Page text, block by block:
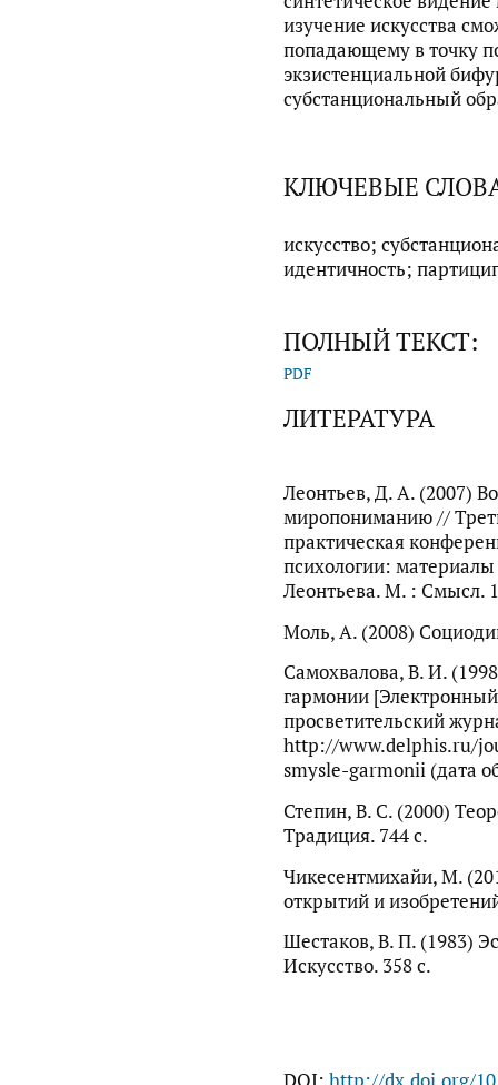
изучение искусства
попадающему в точку
экзистенциальной
субстанциональный
КЛЮЧЕВЫЕ
искусство;
идентичность;
ПОЛНЫЙ ТЕКСТ:
PDF
ЛИТЕРАТУРА
Леонтьев, Д. А. (2007)
миропониманию //
практическая
психологии:
Леонтьева. М. : Смысл.
Моль, А. (2008)
Самохвалова, В. И.
гармонии
просветительский
http://www.delphis.ru/
smysle-garmonii (дата
Степин, В. С. (2000)
Традиция. 744 с.
Чикесентмихайи, М.
открытий и
Шестаков, В. П. (1983)
Искусство. 358 с.